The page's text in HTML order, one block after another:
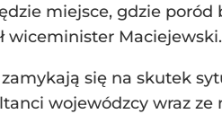
miejsce, gdzie poród
wiceminister Maciejewski.
się na skutek
wojewódzcy wraz